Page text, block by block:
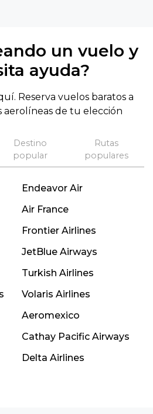
un vuelo y
ayuda?
Reserva vuelos baratos a
aerolíneas de tu elección
Destino
popular
Rutas
populares
Endeavor Air
Air France
Frontier Airlines
JetBlue Airways
Turkish Airlines
Volaris Airlines
Aeromexico
Cathay Pacific Airways
Delta Airlines